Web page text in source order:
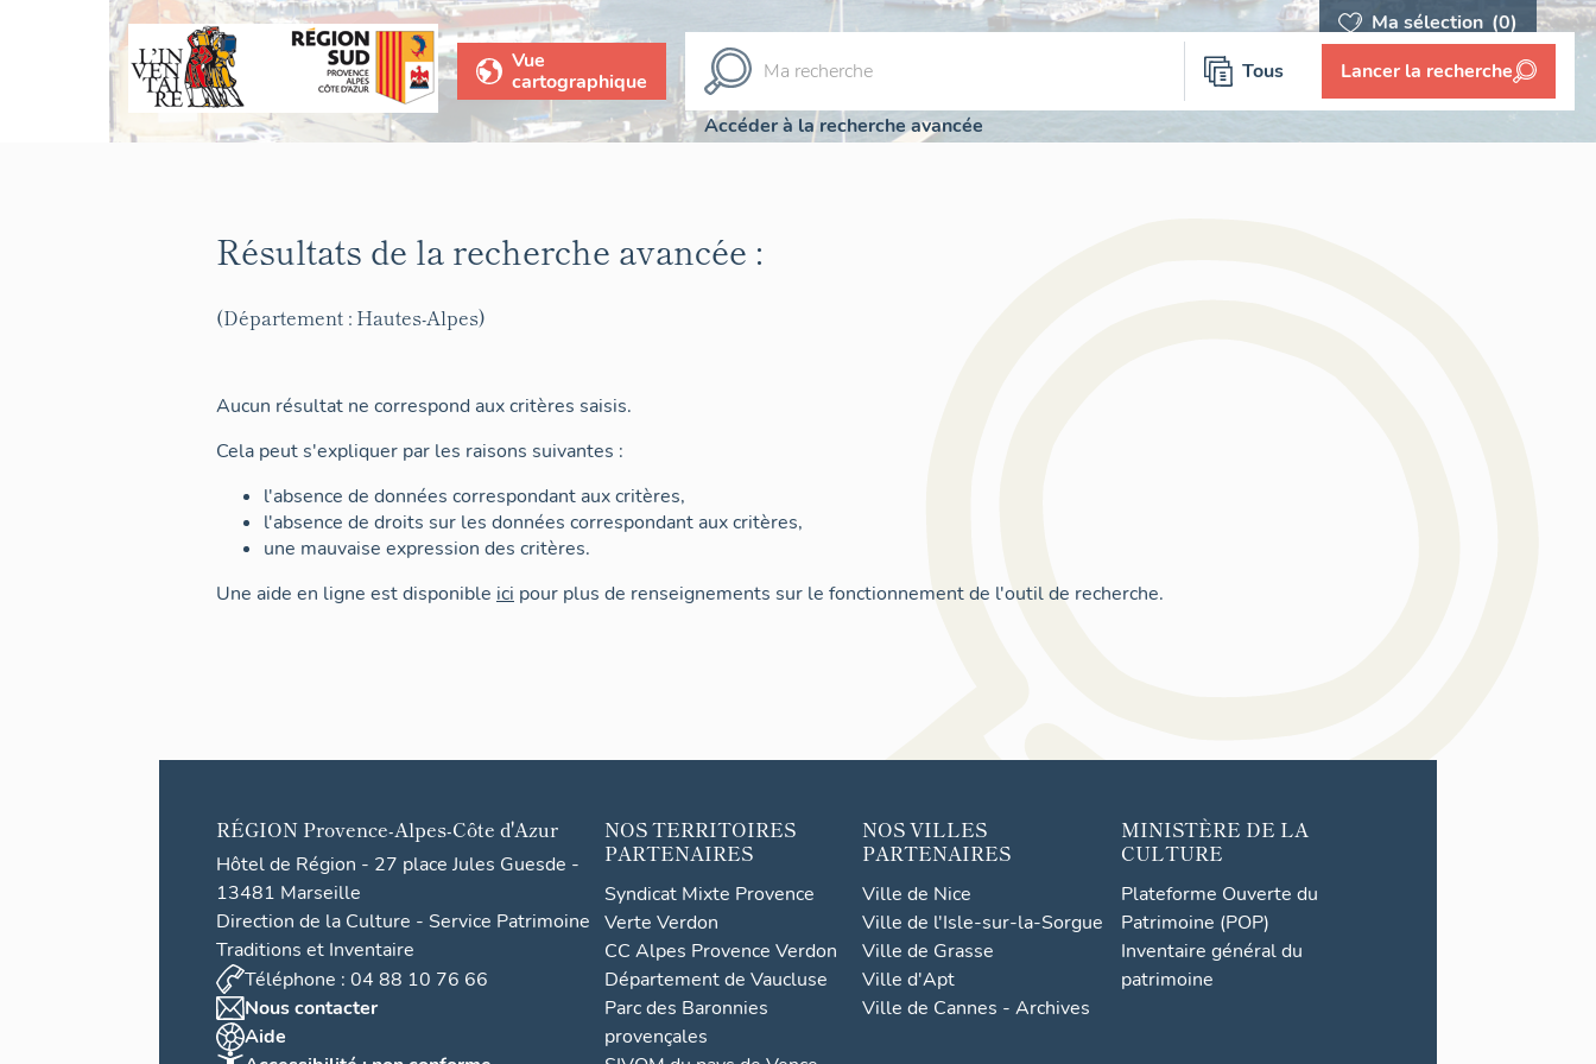
Ma sélection (0)
Vue
cartographique
Tous Lancer la recherche
Accéder à la recherche avancée
Résultats de la recherche avancée :
(Département : Hautes-Alpes)
Aucun résultat ne correspond aux critères saisis.
Cela peut s'expliquer par les raisons suivantes :
l'absence de données correspondant aux critères,
l'absence de droits sur les données correspondant aux critères,
une mauvaise expression des critères.
Une aide en ligne est disponible ici pour plus de renseignements sur le fonctionnement de l'outil de recherche.
RÉGION Provence-Alpes-Côte d'Azur
Hôtel de Région - 27 place Jules Guesde -
13481 Marseille
Direction de la Culture - Service Patrimoine
Traditions et Inventaire
Téléphone : 04 88 10 76 66
Nous contacter
Aide
NOS TERRITOIRES
PARTENAIRES
Syndicat Mixte Provence
Verte Verdon
CC Alpes Provence Verdon
Département de Vaucluse
Parc des Baronnies
provençales
NOS VILLES
PARTENAIRES
Ville de Nice
Ville de l'Isle-sur-la-Sorgue
Ville de Grasse
Ville d'Apt
Ville de Cannes - Archives
MINISTÈRE DE LA
CULTURE
Plateforme Ouverte du
Patrimoine (POP)
Inventaire général du
patrimoine